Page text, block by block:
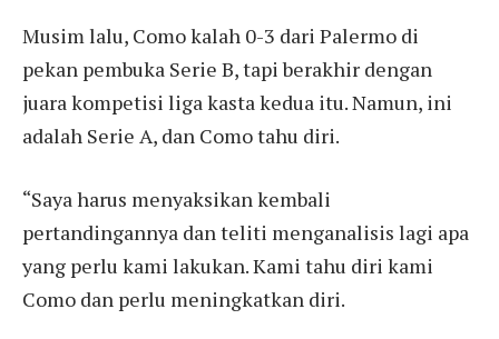
Musim lalu, Como kalah 0-3 dari Palermo di
pekan pembuka Serie B, tapi berakhir dengan
juara kompetisi liga kasta kedua itu. Namun, ini
adalah Serie A, dan Como tahu diri.
“Saya harus menyaksikan kembali
pertandingannya dan teliti menganalisis lagi apa
yang perlu kami lakukan. Kami tahu diri kami
Como dan perlu meningkatkan diri.